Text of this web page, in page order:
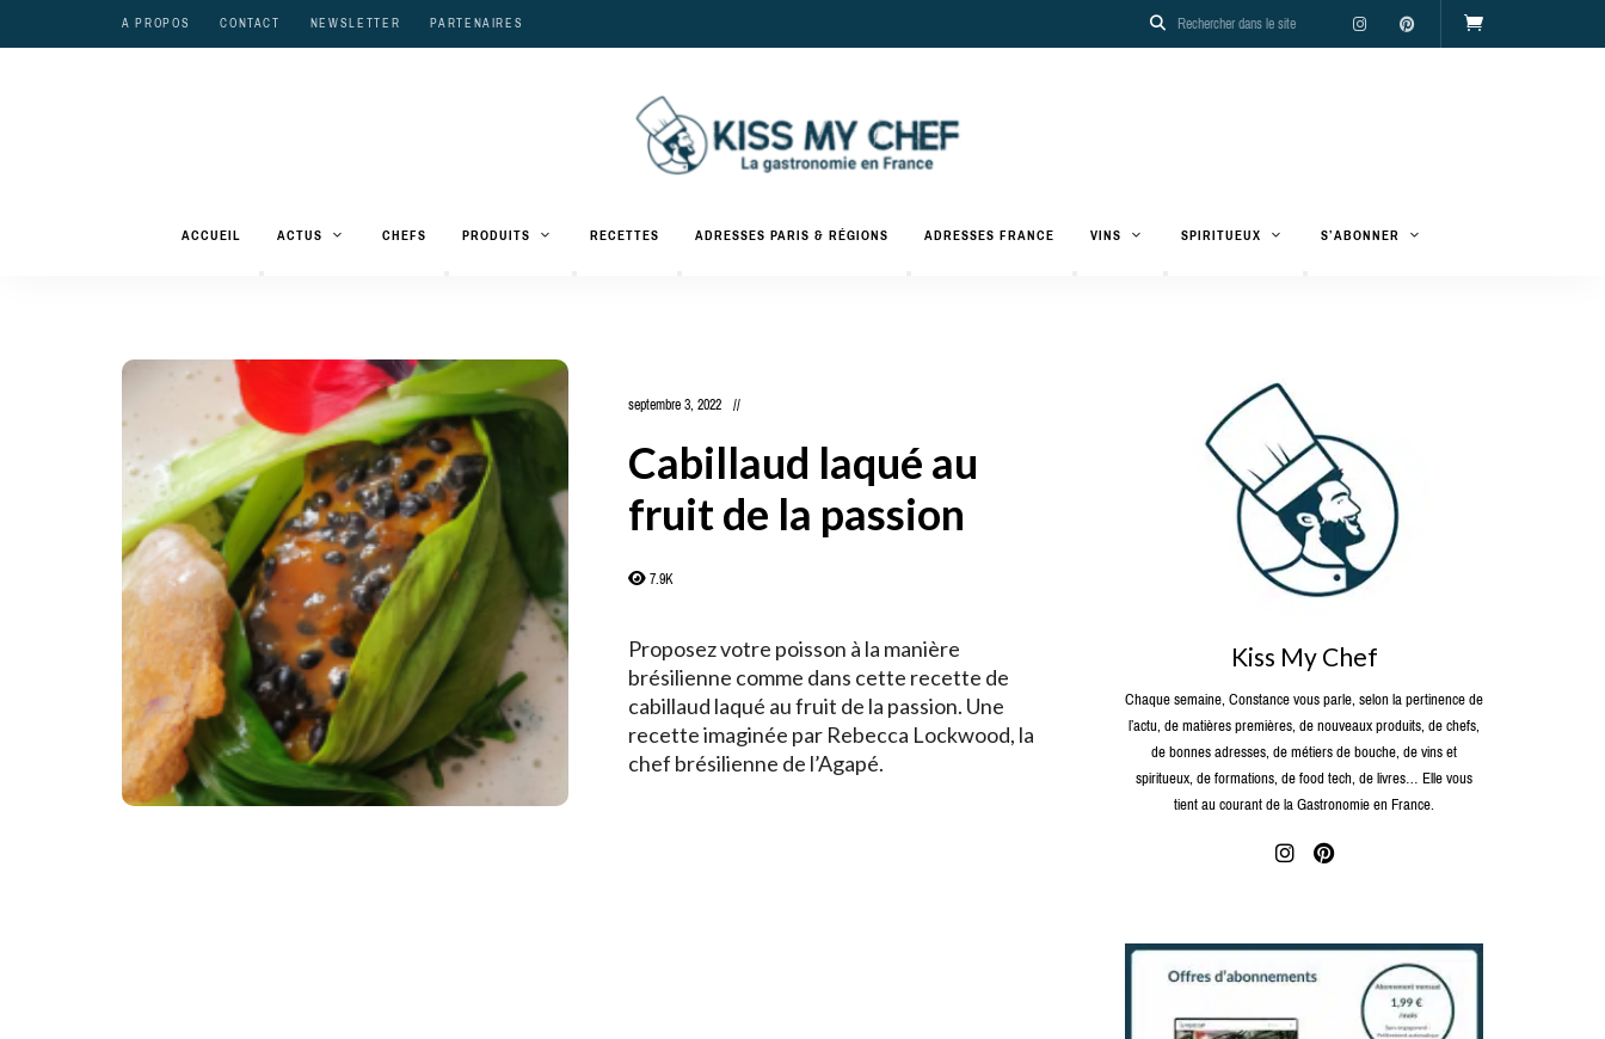
A PROPOS CONTACT NEWSLETTER PARTENAIRES
Kiss
Chef
gastronomiques
et
ACCUEIL ACTUS CHEFS PRODUITS RECETTES ADRESSES PARIS & RÉGIONS ADRESSES FRANCE VINS SPIRITUEUX S’ABONNER
septembre 3, 2022
Cabillaud laqué au
fruit de la passion
7.9K
Proposez votre poisson à la manière
brésilienne comme dans cette recette de
cabillaud laqué au fruit de la passion. Une
recette imaginée par Rebecca Lockwood, la
chef brésilienne de l’Agapé.
Kiss My Chef
Chaque semaine, Constance vous parle, selon la pertinence de
l’actu, de matières premières, de nouveaux produits, de chefs,
de bonnes adresses, de métiers de bouche, de vins et
spiritueux, de formations, de food tech, de livres… Elle vous
tient au courant de la Gastronomie en France.